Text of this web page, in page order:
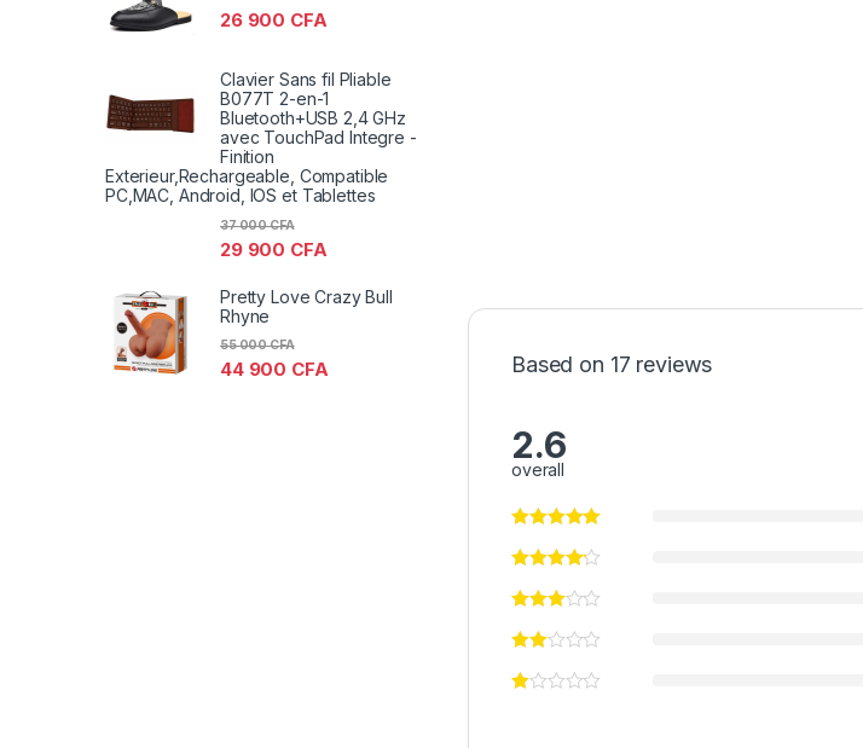
Based on 17 reviews
2.6
overall
26 900 CFA
Clavier Sans fil Pliable
B077T 2-en-1
Bluetooth+USB 2,4 GHz
avec TouchPad Integre -
Finition
Exterieur,Rechargeable, Compatible
PC,MAC, Android, IOS et Tablettes
29 900 CFA
37 000CFA
Pretty Love Crazy Bull
Rhyne
44 900 CFA
55 000CFA